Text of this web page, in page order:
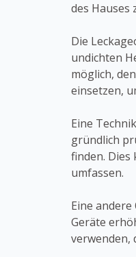
des Hauses
Die
undichten
möglich,
einsetzen,
Eine
gründlich
finden. Dies
umfassen.
Eine
Geräte
verwenden,